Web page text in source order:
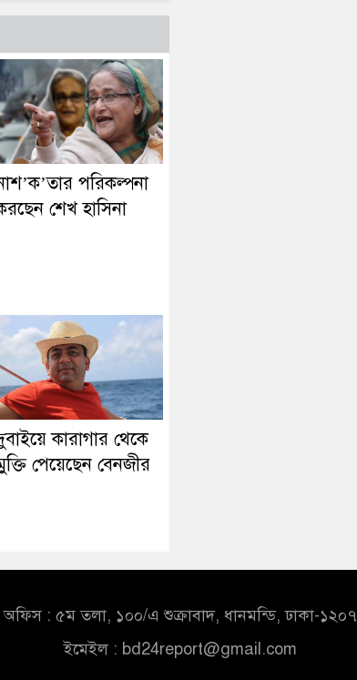
পরিকল্পনা
শেখ হাসিনা
কারাগার থেকে
পেয়েছেন বেনজীর
অফিস : ৫ম তলা, ১০০/এ শুক্রাবাদ, ধানমন্ডি, ঢাকা-১২০৭
ইমেইল : bd24report@gmail.com